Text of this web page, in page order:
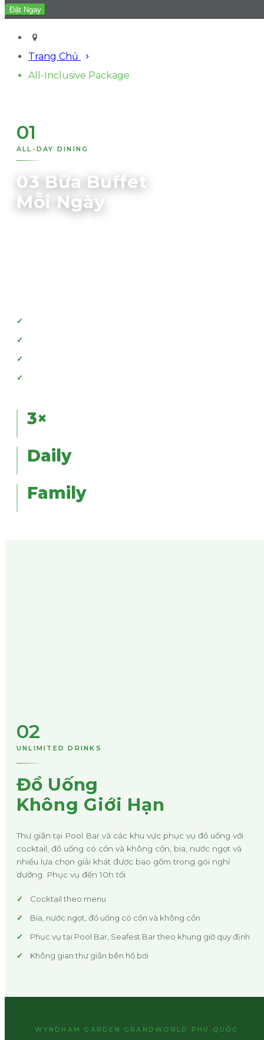
Trang Chủ
All-Inclusive Package
01
ALL-DAY DINING
03 Bữa Buffet
Mỗi Ngày
3×
Daily
Family
02
UNLIMITED DRINKS
Đồ Uống
Không Giới Hạn
Thư giãn tại Pool Bar và các khu vực phục vụ đồ uống với
cocktail, đồ uống có cồn và không cồn, bia, nước ngọt và
nhiều lựa chọn giải khát được bao gồm trong gói nghỉ
dưỡng. Phục vụ đến 10h tối
Cocktail theo menu
Bia, nước ngọt, đồ uống có cồn và không cồn
Phục vụ tại Pool Bar, Seafest Bar theo khung giờ quy định
Không gian thư giãn bên hồ bơi
WYNDHAM GARDEN GRANDWORLD PHÚ QUỐC